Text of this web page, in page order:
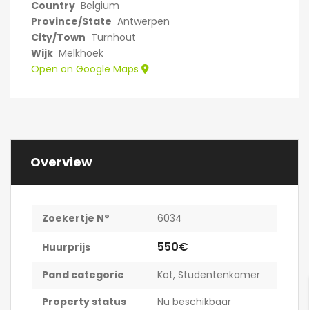
Country Belgium
Province/State Antwerpen
City/Town Turnhout
Wijk Melkhoek
Open on Google Maps
Overview
Zoekertje N° 6034
Huurprijs 550€
Pand categorie Kot, Studentenkamer
Property status
Nu beschikbaar